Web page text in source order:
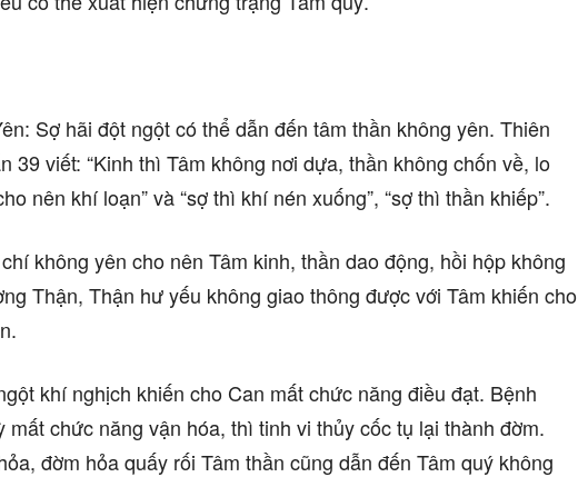
Sợ hãi đột ngột có thể dẫn đến tâm thần không yên. Thiên
39 viết: “Kinh thì Tâm không nơi dựa, thần không chốn về, lo
nên khí loạn” và “sợ thì khí nén xuống”, “sợ thì thần khiếp”.
không yên cho nên Tâm kinh, thần dao động, hồi hộp không
Thận, Thận hư yếu không giao thông được với Tâm khiến cho
khí nghịch khiến cho Can mất chức năng điều đạt. Bệnh
mất chức năng vận hóa, thì tinh vi thủy cốc tụ lại thành đờm.
đờm hỏa quấy rối Tâm thần cũng dẫn đến Tâm quý không